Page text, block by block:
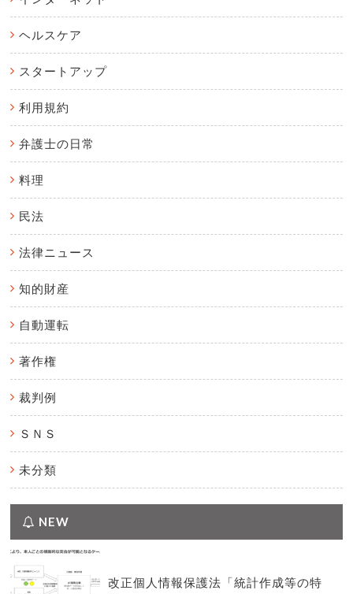
ヘルスケア
スタートアップ
利用規約
弁護士の日常
料理
民法
法律ニュース
知的財産
自動運転
著作権
裁判例
ＳＮＳ
未分類
NEW
改正個人情報保護法「統計作成等の特